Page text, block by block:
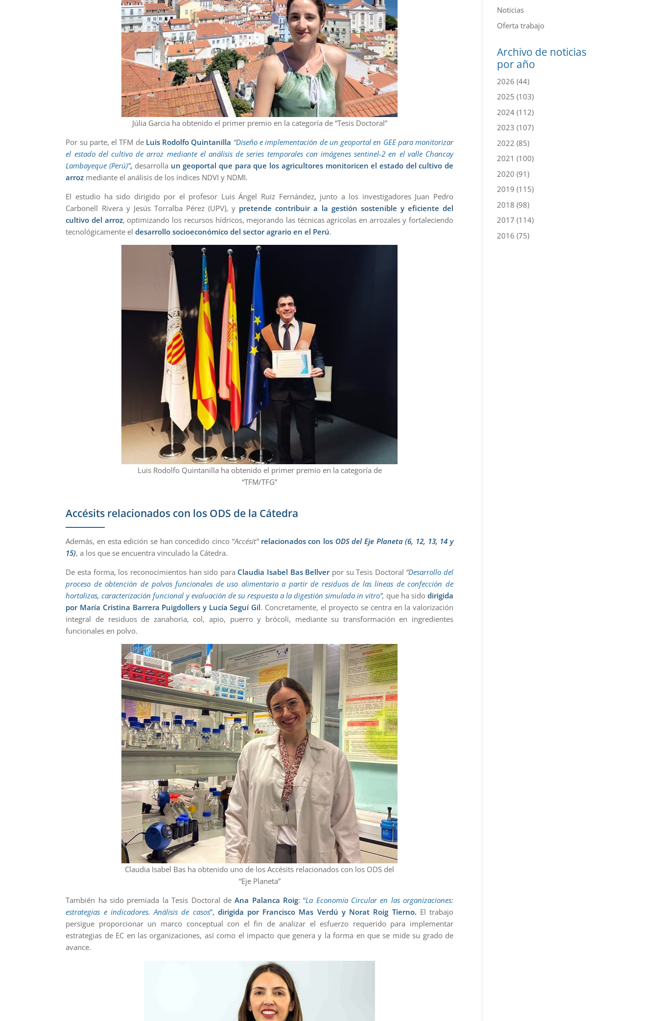
Júlia Garcia ha obtenido el primer premio en la categoría de “Tesis Doctoral”
Por su parte, el TFM de Luis Rodolfo Quintanilla “Diseño e implementación de un geoportal en GEE para monitorizar
el estado del cultivo de arroz mediante el análisis de series temporales con imágenes sentinel-2 en el valle Chancay
Lambayeque (Perú)”, desarrolla un geoportal que para que los agricultores monitoricen el estado del cultivo de
arroz mediante el análisis de los índices NDVI y NDMI.
El estudio ha sido dirigido por el profesor Luis Ángel Ruiz Fernández, junto a los investigadores Juan Pedro
Carbonell Rivera y Jesús Torralba Pérez (UPV), y pretende contribuir a la gestión sostenible y eficiente del
cultivo del arroz, optimizando los recursos hídricos, mejorando las técnicas agrícolas en arrozales y fortaleciendo
tecnológicamente eldesarrollo socioeconómico del sector agrario en el Perú.
Luis Rodolfo Quintanilla ha obtenido el primer premio en la categoría de
“TFM/TFG”
Accésits relacionados con los ODS de la Cátedra
Además, en esta edición se han concedido cinco “Accésit” relacionados con los ODS del Eje Planeta (6, 12, 13, 14 y
15), a los que se encuentra vinculado la Cátedra.
De esta forma, los reconocimientos han sido para Claudia Isabel Bas Bellverpor su Tesis Doctoral “Desarrollo del
proceso de obtención de polvos funcionales de uso alimentario a partir de residuos de las líneas de confección de
hortalizas, caracterización funcional y evaluación de su respuesta a la digestión simulada in vitro”, que ha sidodirigida
por María Cristina Barrera Puigdollers y Lucía Seguí Gil. Concretamente, el proyecto se centra en la valorización
integral de residuos de zanahoria, col, apio, puerro y brócoli, mediante su transformación en ingredientes
funcionales en polvo.
Claudia Isabel Bas ha obtenido uno de los Accésits relacionados con los ODS del
“Eje Planeta”
También ha sido premiada la Tesis Doctoral deAna Palanca Roig:“La Economía Circular en las organizaciones:
estrategias e indicadores. Análisis de casos”, dirigida por Francisco Mas Verdú y Norat Roig Tierno. El trabajo
persigue proporcionar un marco conceptual con el fin de analizar el esfuerzo requerido para implementar
estrategias de EC en las organizaciones, así como el impacto que genera y la forma en que se mide su grado de
avance.
Noticias
Oferta trabajo
Archivo de noticias
por año
2026 (44)
2025 (103)
2024 (112)
2023 (107)
2022 (85)
2021 (100)
2020 (91)
2019 (115)
2018 (98)
2017 (114)
2016 (75)